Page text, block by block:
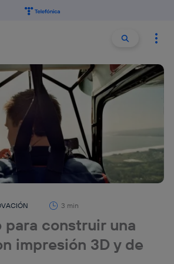
Buscar
3 min
para construir una
impresión 3D y de